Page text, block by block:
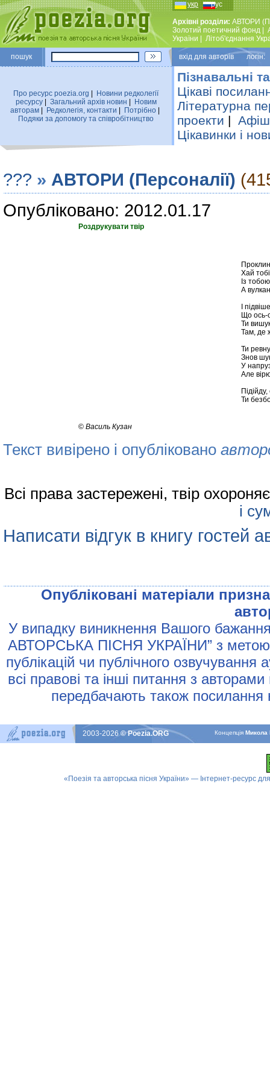
укр рус
Архівні розділи: АВТОРИ
Золотий поетичний фонд
України
Лiтоб'єднання
пошук вхiд для авторiв логін:
Про ресурс poezia.org
Новини редколегiї
ресурсу| Загальний архiв новин
Новим
авторам
Редколегiя, контакти Потрiбно
Подяки за допомогу та співробітництво
Пізнавальні
Цікаві
Літературна
проекти |
Цікавинки і
??? » АВТОРИ (Персоналії)
Опубліковано: 2012.01.17
Роздрукувати твір
Хай
Із
А
І
Що ось-
Ти
Там, де
Ти
Знов
У
Але
Ти
© Василь Кузан
Текст вивірено і опубліковано
Всі права застережені, твір
і
Написати відгук в книгу гостей
Опублiкованi матерiали
У випадку виникнення Вашого
АВТОРСЬКА ПIСНЯ УКРАЇНИ” з метою
публiкацiй чи публiчного
всi правовi та iншi питання з
передбачають також
КонцепцiяМикола
2003-2026© Poezia.ORG
«Поезія та авторська пісня України» — Інтернет-ресурс